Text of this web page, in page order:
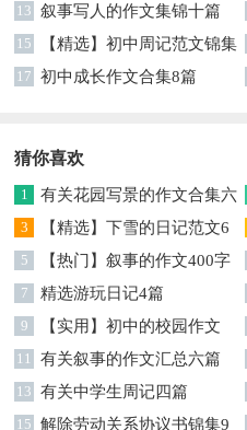
13 叙事写人的作文集锦十篇
15
【精选】初中周记范文锦集
9篇
17 初中成长作文合集8篇
猜你喜欢
1
有关花园写景的作文合集六
篇
3
【精选】下雪的日记范文6
篇
5
【热门】叙事的作文400字
合集9篇
7 精选游玩日记4篇
9
【实用】初中的校园作文
300字汇总7篇
11 有关叙事的作文汇总六篇
13 有关中学生周记四篇
15 解除劳动关系协议书锦集9